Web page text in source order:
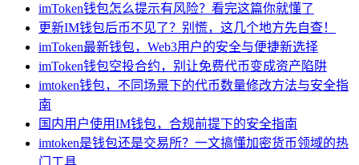
imToken钱包怎么提示有风险？看完这篇你就懂了
更新IM钱包后币不见了？别慌，这几个地方先自查！
imToken最新钱包，Web3用户的安全与便捷新选择
imToken钱包空投合约，别让免费代币变成资产陷阱
imtoken钱包，不同场景下的代币数量修改方法与安全指
南
国内用户使用IM钱包，合规前提下的安全指南
imtoken是钱包还是交易所？一文搞懂加密货币领域的热
门工具